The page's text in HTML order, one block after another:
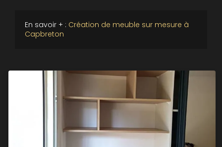
En savoir + : Création de meuble sur mesure à
Capbreton